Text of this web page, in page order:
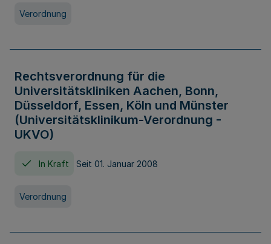
Verordnung
Rechtsverordnung für die
Universitätskliniken Aachen, Bonn,
Düsseldorf, Essen, Köln und Münster
(Universitätsklinikum-Verordnung -
UKVO)
In Kraft Seit 01. Januar 2008
Verordnung